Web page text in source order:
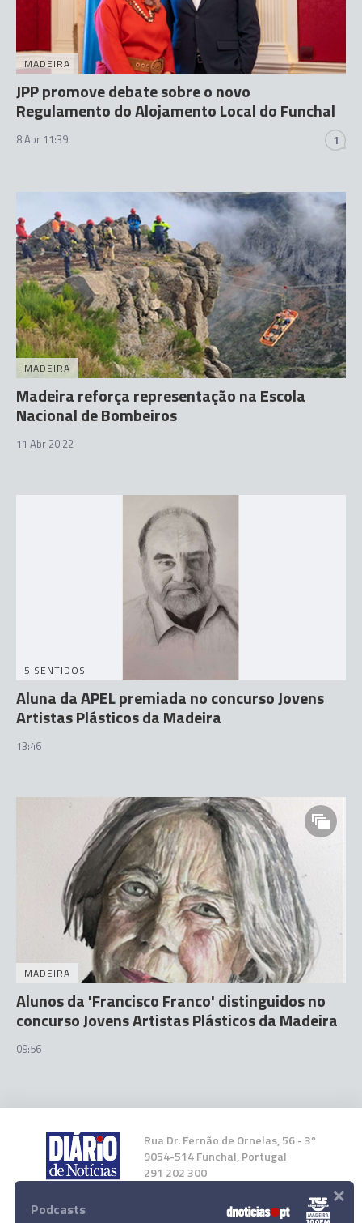
MADEIRA
JPP promove debate sobre o novo
Regulamento do Alojamento Local do Funchal
8 Abr 11:39 1
MADEIRA
Madeira reforça representação na Escola
Nacional de Bombeiros
11 Abr 20:22
5 SENTIDOS
Aluna da APEL premiada no concurso Jovens
Artistas Plásticos da Madeira
13:46
MADEIRA
Alunos da 'Francisco Franco' distinguidos no
concurso Jovens Artistas Plásticos da Madeira
09:56
Rua Dr. Fernão de Ornelas, 56 - 3º
9054-514 Funchal, Portugal
291 202 300
Instale a nossa App
Podcasts ×